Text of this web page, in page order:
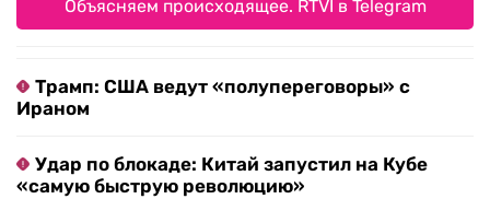
Объясняем происходящее. RTVI в Telegram
Трамп: США ведут «полупереговоры» с
Ираном
Удар по блокаде: Китай запустил на Кубе
«самую быструю революцию»